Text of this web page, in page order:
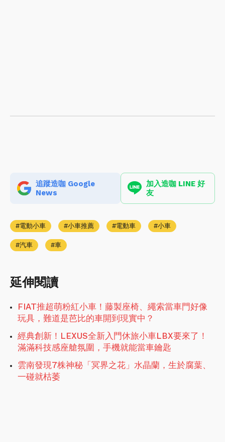
追蹤造咖 Google
News
加入造咖 LINE 好
友
電動小車 小車推薦 電動車 小車
汽車 車
延伸閱讀
FIAT推超萌粉紅小車！藤製座椅、繩索當車門好像
玩具，難道是芭比的車開到現實中？
經典創新！LEXUS全新入門休旅小車LBX要來了！
滿滿科技感座艙氛圍，手機就能當車鑰匙
雲南發現7株神秘「冥界之花」水晶蘭，生於腐葉、
一碰就枯萎